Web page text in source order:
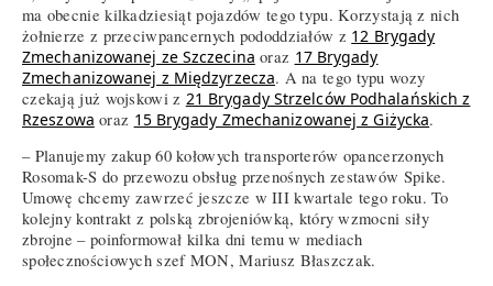
ma obecnie kilkadziesiąt pojazdów tego typu. Korzystają z nich
żołnierze z przeciwpancernych pododdziałów z 12 Brygady
Zmechanizowanej ze Szczecina oraz 17 Brygady
Zmechanizowanej z Międzyrzecza. A na tego typu wozy
czekają już wojskowi z 21 Brygady Strzelców Podhalańskich z
Rzeszowa oraz 15 Brygady Zmechanizowanej z Giżycka.
– Planujemy zakup 60 kołowych transporterów opancerzonych
Rosomak-S do przewozu obsług przenośnych zestawów Spike.
Umowę chcemy zawrzeć jeszcze w III kwartale tego roku. To
kolejny kontrakt z polską zbrojeniówką, który wzmocni siły
zbrojne – poinformował kilka dni temu w mediach
społecznościowych szef MON, Mariusz Błaszczak.